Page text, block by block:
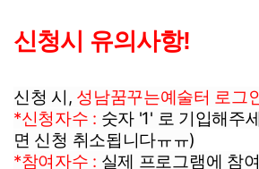
신청시 유의사항!
신청 시, 성남꿈꾸는예술터 로그
*신청자수 : 숫자 '1' 로 기입해주
면 신청 취소됩니다ㅠㅠ)
*참여자수 : 실제 프로그램에 참